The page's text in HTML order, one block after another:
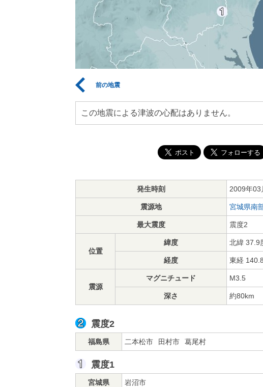
前の地震
この地震による津波の心配はありません。
発生時刻 2009年
震源地 宮城県南
最大震度 震度2
位置
緯度 北緯 37.9
経度 東経
震源
マグニチュード M3.5
深さ 約80km
震度2
福島県 二本松市 田村市 葛尾村
震度1
宮城県 岩沼市